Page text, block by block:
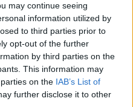
may continue seeing
information utilized by
to third parties prior to
opt-out of the further
by third parties on the
This information may
on the IAB’s List of
further disclose it to other
kvart million
for
podkast –
Kristjánsson